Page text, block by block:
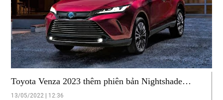
Toyota Venza 2023 thêm phiên bản Nightshade
Edition
13/05/2022 | 12:36